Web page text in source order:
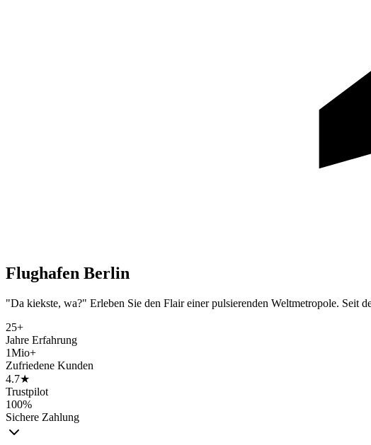
Flughafen Berlin
"Da kiekste, wa?" Erleben Sie den Flair einer pulsierenden Weltmetropole. Seit
25+
Jahre Erfahrung
1Mio+
Zufriedene Kunden
4.7★
Trustpilot
100%
Sichere Zahlung